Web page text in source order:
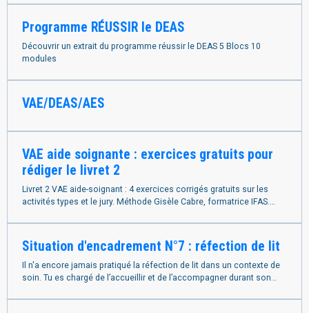
Programme RÉUSSIR le DEAS
Découvrir un extrait du programme réussir le DEAS 5 Blocs 10
modules
VAE/DEAS/AES
VAE aide soignante : exercices gratuits pour
rédiger le livret 2
Livret 2 VAE aide-soignant : 4 exercices corrigés gratuits sur les
activités types et le jury. Méthode Gisèle Cabre, formatrice IFAS.
Situation d'encadrement N°7 : réfection de lit
Il n'a encore jamais pratiqué la réfection de lit dans un contexte de
soin. Tu es chargé de l’accueillir et de l’accompagner durant son